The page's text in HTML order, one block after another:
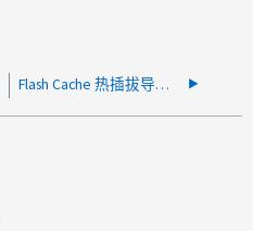
Flash Cache 热插拔导致无法插入模块错误消息